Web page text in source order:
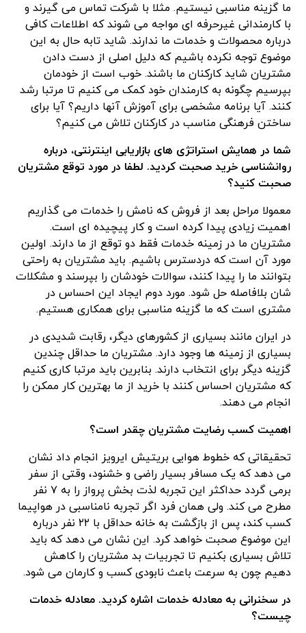
ما گزینه مناسبی نیستیم. مثلا با شرکت تماس می گیرند و
با کارمندانی غیرحرفه ای مواجه می شوند که اطلاعات کافی
درباره محصولات و خدمات ما ندارند. شاید تابه حال به این
موضوع توجه نکرده باشیم که دلیل اصلی از دست دادن
مشتریان شاید کارکنان ما باشند. خوب است از خودمان
بپرسیم چگونه به کارمندان خود کمک می کنیم تا مرتبا رشد
کنند. آیا برنامه مشخصی برای آموزش آنها داریم؟ آیا برای
ساختن فرهنگی مناسب در کارکنان تلاش می کنیم؟
شما در همایش استراتژی های بازاریابی اینترنتی، درباره
روانشناسی خرید صحبت کردید. لطفا در مورد توقع مشتریان
صحبت کنید؟
معمولا مراحل بعد از فروش که نامش را خدمات می گذاریم
اهمیت زیادی پیدا کرده است و کار پیچیده ای است.
مشتریان ما در زمینه خدمات فقط دو توقع از ما دارند. اولین
مورد آن است که دردسترس باشیم. باید مشتریان به راحتی
بتوانند ما را پیدا کنند، سوالات خودشان را بپرسند و مشکلات
شان بلافاصله حل شود. مورد دوم ایجاد این احساس در
مشتری است که ما گزینه مناسبی برای همکاری هستیم.
در ایران مانند بسیاری از کشورهای دیگر، رقابت شدیدی در
بسیاری از زمینه ها وجود دارد. مشتریان ما حداقل چندین
گزینه دیگر برای انتخاب دارند. بنابرین باید مرتبا کاری کنیم
که مشتریان احساس کنند با خرید از ما بهترین کار ممکن را
انجام می دهند.
اهمیت کسب رضایت مشتریان چقدر است؟
تحقیقاتی که خطوط هوایی بریتیش ایرویز انجام داد نشان
می دهد که یک مسافر بسیار راضی و خشنود، وقتی از سفر
برمی گردد حداکثر این تجربه لذت بخش پرواز را به ۷ نفر
مطرح می کند. ولی همان فرد اگر تجربه نامناسبی در هواپیما
کسب کند، پس از بازگشت به خانه حداقل با ۲۲ نفر درباره
این موضوع صحبت خواهد کرد. این نشان می دهد که باید
تلاش بسیاری بکنیم تا تجربیات بد مشتریان را کاهش
دهیم چون به سرعت باعث نابودی کسب و کارمان می شود.
در سخنرانی به معادله خدمات اشاره کردید. معادله خدمات
چیست؟